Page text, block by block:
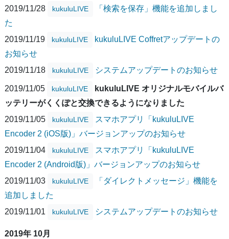
2019/11/28
kukuluLIVE
「検索を保存」機能を追加しまし
た
2019/11/19
kukuluLIVE
kukuluLIVE Coffretアップデートの
お知らせ
2019/11/18
kukuluLIVE システムアップデートのお知らせ
2019/11/05 kukuluLIVE
kukuluLIVE オリジナルモバイルバ
ッテリーがくくぽと交換できるようになりました
2019/11/05
kukuluLIVE
スマホアプリ「kukuluLIVE
Encoder 2 (iOS版)」バージョンアップのお知らせ
2019/11/04
kukuluLIVE
スマホアプリ「kukuluLIVE
Encoder 2 (Android版)」バージョンアップのお知らせ
2019/11/03
kukuluLIVE
「ダイレクトメッセージ」機能を
追加しました
2019/11/01
kukuluLIVE システムアップデートのお知らせ
2019年 10月